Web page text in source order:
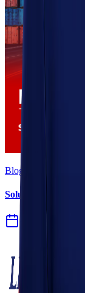
Blog
Solusi Logistik